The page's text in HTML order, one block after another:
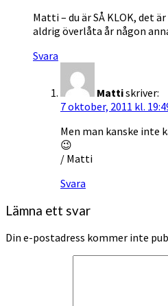
Matti – du är SÅ KLOK, det
aldrig överlåta år någon
Svara
Mattiskriver:
7 oktober, 2011 kl.
Men man kanske
😉
/ Matti
Svara
Lämna ett svar
Din e-postadress kommer inte